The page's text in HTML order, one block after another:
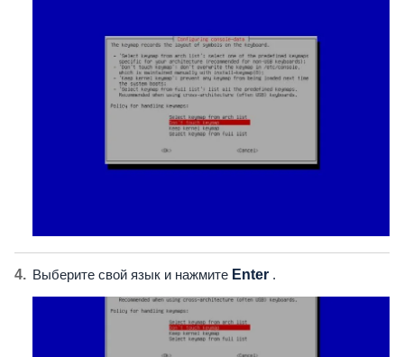
Выберите свой язык и нажмите Enter .